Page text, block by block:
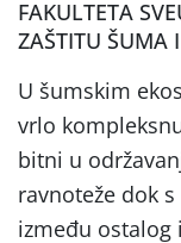
FAKULTETA
ZAŠTITU ŠUMA
U šumskim
vrlo
bitni u
ravnoteže dok
između ostalog